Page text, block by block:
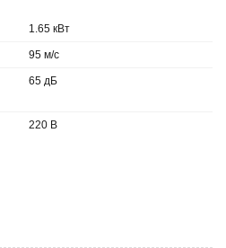
1.65 кВт
95 м/с
65 дБ
220 В